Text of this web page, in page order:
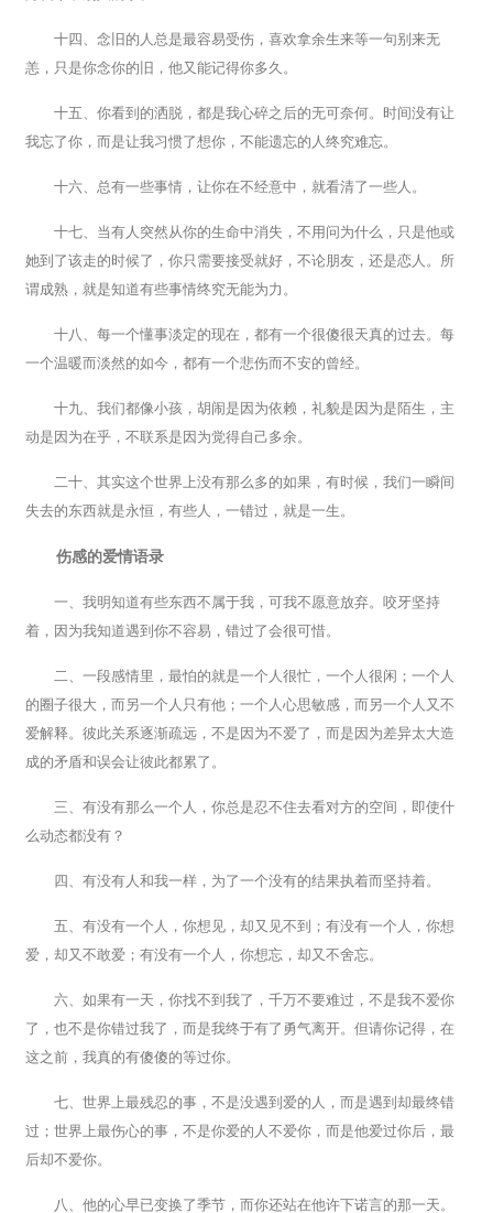
十四、念旧的人总是最容易受伤，喜欢拿余生来等一句别来无
恙，只是你念你的旧，他又能记得你多久。
十五、你看到的洒脱，都是我心碎之后的无可奈何。时间没有让
我忘了你，而是让我习惯了想你，不能遗忘的人终究难忘。
十六、总有一些事情，让你在不经意中，就看清了一些人。
十七、当有人突然从你的生命中消失，不用问为什么，只是他或
她到了该走的时候了，你只需要接受就好，不论朋友，还是恋人。所
谓成熟，就是知道有些事情终究无能为力。
十八、每一个懂事淡定的现在，都有一个很傻很天真的过去。每
一个温暖而淡然的如今，都有一个悲伤而不安的曾经。
十九、我们都像小孩，胡闹是因为依赖，礼貌是因为是陌生，主
动是因为在乎，不联系是因为觉得自己多余。
二十、其实这个世界上没有那么多的如果，有时候，我们一瞬间
失去的东西就是永恒，有些人，一错过，就是一生。
伤感的爱情语录
一、我明知道有些东西不属于我，可我不愿意放弃。咬牙坚持
着，因为我知道遇到你不容易，错过了会很可惜。
二、一段感情里，最怕的就是一个人很忙，一个人很闲；一个人
的圈子很大，而另一个人只有他；一个人心思敏感，而另一个人又不
爱解释。彼此关系逐渐疏远，不是因为不爱了，而是因为差异太大造
成的矛盾和误会让彼此都累了。
三、有没有那么一个人，你总是忍不住去看对方的空间，即使什
么动态都没有？
四、有没有人和我一样，为了一个没有的结果执着而坚持着。
五、有没有一个人，你想见，却又见不到；有没有一个人，你想
爱，却又不敢爱；有没有一个人，你想忘，却又不舍忘。
六、如果有一天，你找不到我了，千万不要难过，不是我不爱你
了，也不是你错过我了，而是我终于有了勇气离开。但请你记得，在
这之前，我真的有傻傻的等过你。
七、世界上最残忍的事，不是没遇到爱的人，而是遇到却最终错
过；世界上最伤心的事，不是你爱的人不爱你，而是他爱过你后，最
后却不爱你。
八、他的心早已变换了季节，而你还站在他许下诺言的那一天。